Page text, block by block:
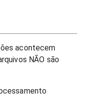
acontecem
NÃO são